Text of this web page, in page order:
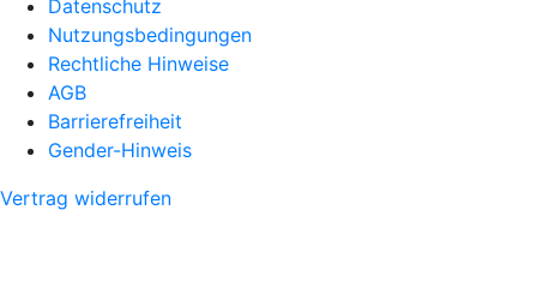
Datenschutz
Nutzungsbedingungen
Rechtliche Hinweise
AGB
Barrierefreiheit
Gender-Hinweis
Vertrag widerrufen